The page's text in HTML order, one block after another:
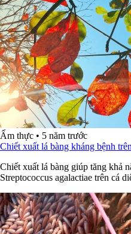
Ẩm thực • 5 năm trước
Chiết xuất lá bàng kháng bệnh
Chiết xuất lá bàng giúp tăng khả
Streptococcus agalactiae trên cá